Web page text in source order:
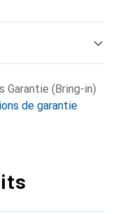
Garantie (Bring-in)
de garantie